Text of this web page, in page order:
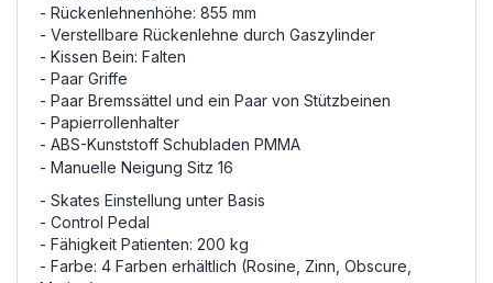
- Rückenlehnenhöhe: 855 mm
- Verstellbare Rückenlehne durch Gaszylinder
- Kissen Bein: Falten
- Paar Griffe
- Paar Bremssättel und ein Paar von Stützbeinen
- Papierrollenhalter
- ABS-Kunststoff Schubladen PMMA
- Manuelle Neigung Sitz 16
- Skates Einstellung unter Basis
- Control Pedal
- Fähigkeit Patienten: 200 kg
- Farbe: 4 Farben erhältlich (Rosine, Zinn, Obscure,